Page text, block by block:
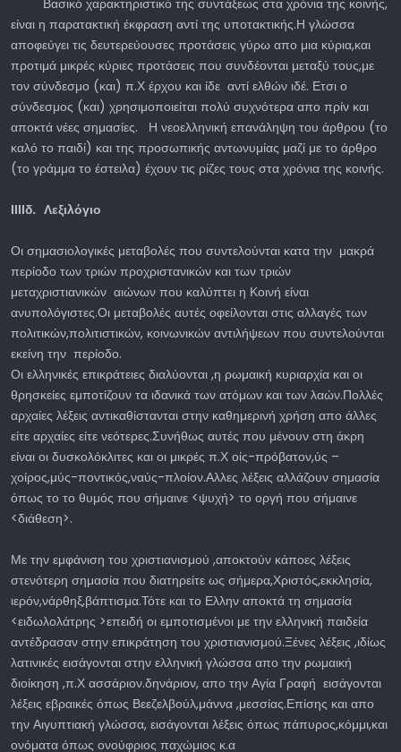
Βασικό χαρακτηριστικό της συντάξεως στα χρόνια της κοινής,
είναι η παρατακτική έκφραση αντί της υποτακτικής.Η γλώσσα
αποφεύγει τις δευτερεύουσες προτάσεις γύρω απο μια κύρια,και
προτιμά μικρές κύριες προτάσεις που συνδέονται μεταξύ τους,με
τον σύνδεσμο (και) π.Χ έρχου και ίδε αντί ελθών ιδέ. Ετσι ο
σύνδεσμος (και) χρησιμοποιείται πολύ συχνότερα απο πρίν και
αποκτά νέες σημασίες. Η νεοελληνική επανάληψη του άρθρου (το
καλό το παιδί) και της προσωπικής αντωνυμίας μαζί με το άρθρο
(το γράμμα το έστειλα) έχουν τις ρίζες τους στα χρόνια της κοινής.
ΙΙΙΙδ. Λεξιλόγιο
Οι σημασιολογικές μεταβολές που συντελούνται κατα την μακρά
περίοδο των τριών προχριστανικών και των τριών
μεταχριστιανικών αιώνων που καλύπτει η Κοινή είναι
ανυπολόγιστες.Οι μεταβολές αυτές οφείλονται στις αλλαγές των
πολιτικών,πολιτιστικών, κοινωνικών αντιλήψεων που συντελούνται
εκείνη την περίοδο.
Οι ελληνικές επικράτειες διαλύονται ,η ρωμαική κυριαρχία και οι
θρησκείες εμποτίζουν τα ιδανικά των ατόμων και των λαών.Πολλές
αρχαίες λέξεις αντικαθίστανται στην καθημερινή χρήση απο άλλες
είτε αρχαίες είτε νεότερες.Συνήθως αυτές που μένουν στη άκρη
είναι οι δυσκολόκλιτες και οι μικρές π.Χ οίς-πρόβατον,ύς –
χοίρος,μύς-ποντικός,ναύς-πλοίον.Αλλες λέξεις αλλάζουν σημασία
όπως το το θυμός που σήμαινε <ψυχή> το οργή που σήμαινε
<διάθεση>.
Με την εμφάνιση του χριστιανισμού ,αποκτούν κάποες λέξεις
στενότερη σημασία που διατηρείτε ως σήμερα,Χριστός,εκκλησία,
ιερόν,νάρθηξ,βάπτισμα.Τότε και το Ελλην αποκτά τη σημασία
<ειδωλολάτρης >επειδή οι εμποτισμένοι με την ελληνική παιδεία
αντέδρασαν στην επικράτηση του χριστιανισμού.Ξένες λέξεις ,ιδίως
λατινικές εισάγονται στην ελληνική γλώσσα απο την ρωμαική
διοίκηση ,π.Χ ασσάριον.δηνάριον, απο την Αγία Γραφή εισάγονται
λέξεις εβραικές όπως Βεεζελβούλ,μάννα ,μεσσίας.Επίσης και απο
την Αιγυπτιακή γλώσσα, εισάγονται λέξεις όπως πάπυρος,κόμμι,και
ονόματα όπως ονούφριος παχώμιος κ.α